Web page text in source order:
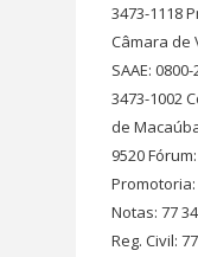
3473-1118
Câmara de
SAAE:
3473-1002
de
9520
Promotoria:
Notas: 77
Reg. Civil: